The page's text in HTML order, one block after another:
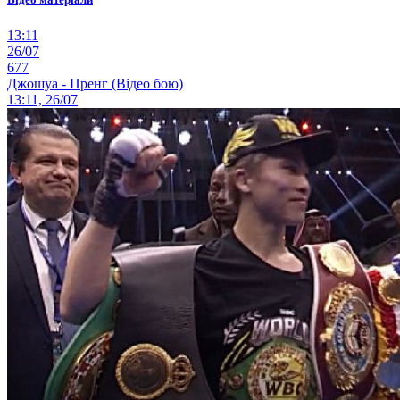
13:11
26/07
677
Джошуа - Пренг (Відео бою)
13:11, 26/07